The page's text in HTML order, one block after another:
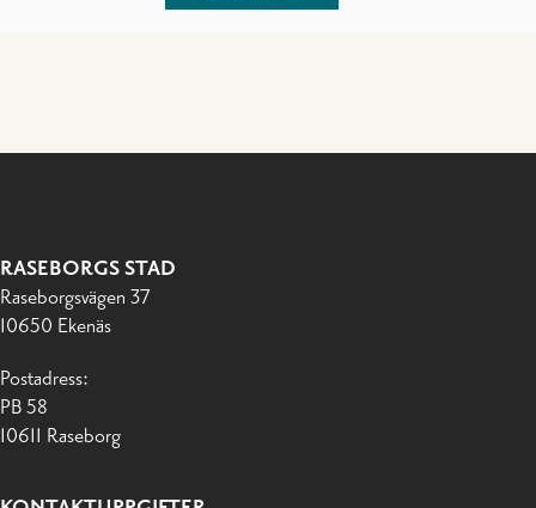
RASEBORGS STAD
Raseborgsvägen 37
10650 Ekenäs
Postadress:
PB 58
10611 Raseborg